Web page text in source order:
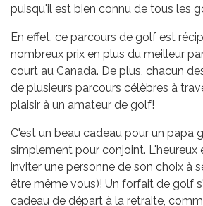
puisqu'il est bien connu de tous les
En effet, ce parcours de golf est
nombreux prix en plus du meilleur
court au Canada. De plus, chacun
de plusieurs parcours célèbres à
plaisir à un amateur de golf!
C'est un beau cadeau pour un papa
simplement pour conjoint. L'heureux
inviter une personne de son choix à
être même vous)! Un forfait de golf
cadeau de départ à la retraite,